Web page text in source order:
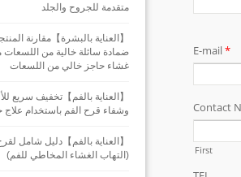
متقدمة للجروح والجلد
【العناية بالبشرة】مقارنة
ضمادة سائلة خالية من اللسعات
غشاء حاجز خالي من اللسعات
【العناية بالفم】تخفيف سريع
وشفاء قرح الفم باستخدام علاج
【العناية بالفم】دليل شامل
(التهاب الغشاء المخاطي للفم)